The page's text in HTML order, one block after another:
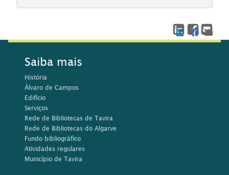
Saiba mais
História
Álvaro de Campos
Edifício
Serviços
Rede de Bibliotecas de Tavira
Rede de Bibliotecas do Algarve
Fundo bibliográfico
Atividades regulares
Município de Tavira